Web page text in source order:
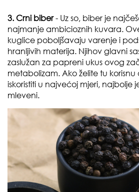
3. Crni biber- Uz so, biber je
najmanje ambicioznih kuvara.
kuglice poboljšavaju varenje i
hranljivih materija. Njihov glavni
zaslužan za papreni ukus ovog
metabolizam. Ako želite tu
iskoristiti u najvećoj mjeri, najbolje
mleveni.